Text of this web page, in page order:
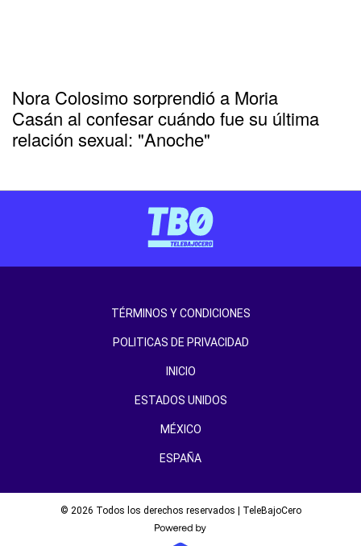
Nora Colosimo sorprendió a Moria
Casán al confesar cuándo fue su última
relación sexual: "Anoche"
TÉRMINOS Y CONDICIONES
POLITICAS DE PRIVACIDAD
INICIO
ESTADOS UNIDOS
MÉXICO
ESPAÑA
© 2026 Todos los derechos reservados | TeleBajoCero